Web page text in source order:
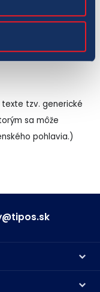
pevná výška výhry v
rokov. Hrajte
texte tzv. generické
sa môže
pohlavia.)